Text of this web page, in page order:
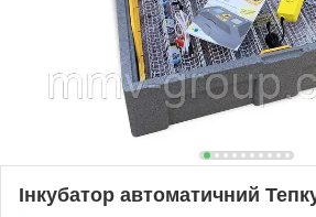
Інкубатор автоматичний